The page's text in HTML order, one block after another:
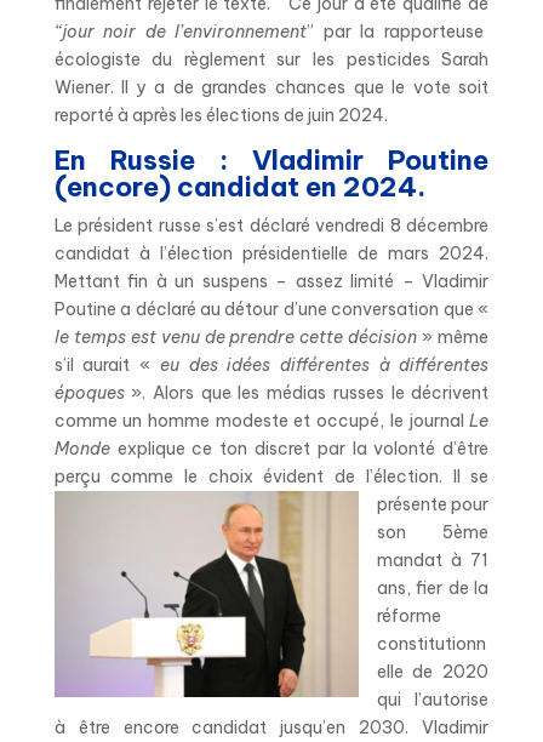
“jour noir de l’environnement” par la rapporteuse
écologiste du règlement sur les pesticides Sarah
Wiener. Il y a de grandes chances que le vote soit
reporté à après les élections de juin 2024.
En Russie : Vladimir Poutine
(encore) candidat en 2024.
Le président russe s’est déclaré vendredi 8 décembre
candidat à l’élection présidentielle de mars 2024.
Mettant fin à un suspens – assez limité – Vladimir
Poutine a déclaré au détour d’une conversation que «
le temps est venu de prendre cette décision » même
s’il aurait « eu des idées différentes à différentes
époques». Alors que les médias russes le décrivent
comme un homme modeste et occupé, le journalLe
Monde explique ce ton discret par la volonté d’être
perçu comme le choix évident de l’élection. Il se
présente pour
son 5ème
mandat à 71
ans, fier de la
réforme
constitutionn
elle de 2020
qui l’autorise
à être encore candidat jusqu’en 2030. Vladimir